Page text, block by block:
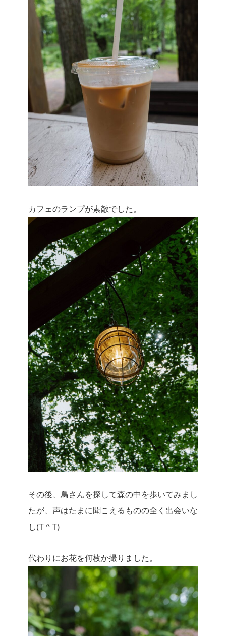
カフェのランプが素敵でした。
その後、鳥さんを探して森の中を歩いてみまし
たが、声はたまに聞こえるものの全く出会いな
し(T ^ T)
代わりにお花を何枚か撮りました。